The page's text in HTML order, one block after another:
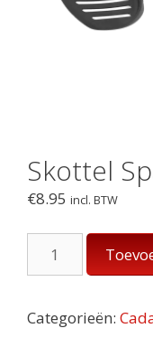
Skottel
€8.95 incl. BTW
Spatel
Categorieën: